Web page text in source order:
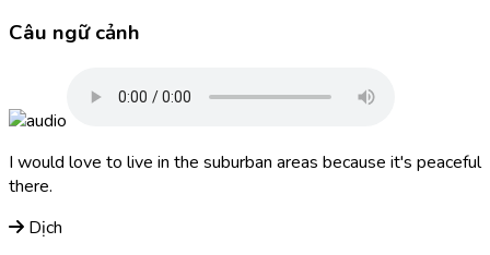
Câu ngữ cảnh
I would love to live in the suburban areas because it's peaceful
there.
Dịch